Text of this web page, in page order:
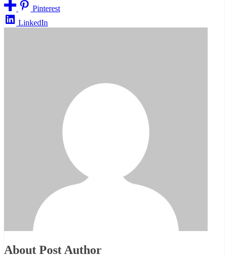
Pinterest
LinkedIn
About Post Author